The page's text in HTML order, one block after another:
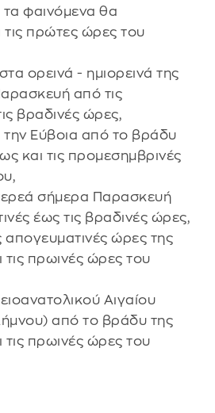
φαινόμενα θα
τις πρώτες ώρες του
ορεινά - ημιορεινά της
από τις
βραδινές ώρες,
την Εύβοια από το βράδυ
και τις προμεσημβρινές
σήμερα Παρασκευή
έως τις βραδινές ώρες,
ώρες της
πρωινές ώρες του
Αιγαίου
από το βράδυ της
πρωινές ώρες του